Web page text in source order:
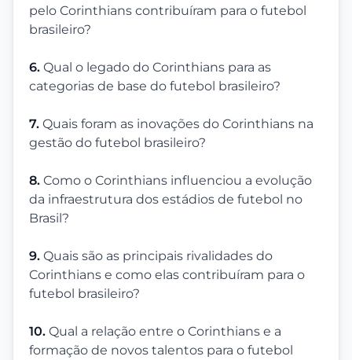
pelo Corinthians contribuíram para o futebol
brasileiro?
6. Qual o legado do Corinthians para as
categorias de base do futebol brasileiro?
7. Quais foram as inovações do Corinthians na
gestão do futebol brasileiro?
8. Como o Corinthians influenciou a evolução
da infraestrutura dos estádios de futebol no
Brasil?
9. Quais são as principais rivalidades do
Corinthians e como elas contribuíram para o
futebol brasileiro?
10. Qual a relação entre o Corinthians e a
formação de novos talentos para o futebol